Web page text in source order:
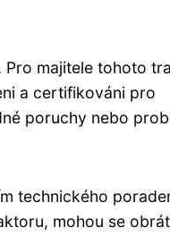
majitele tohoto
a certifikováni pro
poruchy nebo
technického
mohou se